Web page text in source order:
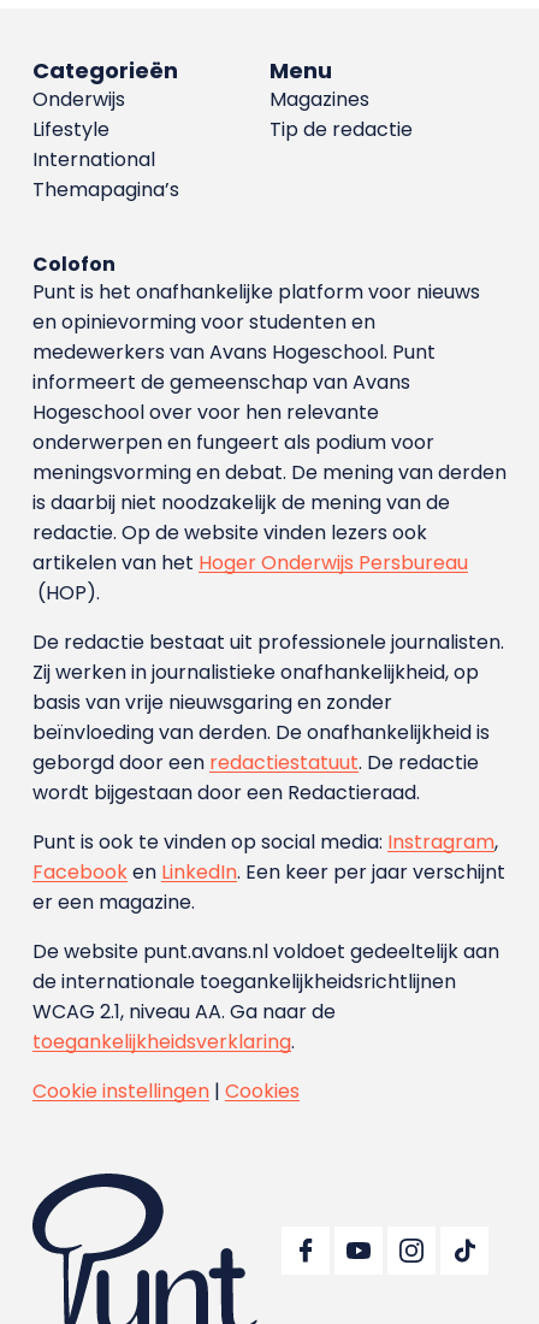
Menu
Magazines
Tip de redactie
Categorieën
Onderwijs
Lifestyle
International
Themapagina’s
Colofon
Punt is het onafhankelijke platform voor nieuws
en opinievorming voor studenten en
medewerkers van Avans Hoge­school. Punt
informeert de gemeenschap van Avans
Hogeschool over voor hen relevante
onderwerpen en fungeert als podium voor
meningsvorming en debat. De mening van derden
is daarbij niet noodzakelijk de mening van de
redactie. Op de website vinden lezers ook
artikelen van het Hoger Onderwijs Persbureau
(HOP).
De redactie bestaat uit professionele journalisten.
Zij werken in journalistieke onafhankelijkheid, op
basis van vrije nieuwsgaring en zonder
beïnvloeding van derden. De onafhankelijkheid is
geborgd door een redactiestatuut. De redactie
wordt bijgestaan door een Redactieraad.
Punt is ook te vinden op social media: Instragram,
Facebooken LinkedIn. Een keer per jaar verschijnt
er een magazine.
De website punt.avans.nl voldoet gedeeltelijk aan
de internationale toegankelijkheidsrichtlijnen
WCAG 2.1, niveau AA. Ga naar de
toegankelijkheidsverklaring.
Cookie instellingen| Cookies